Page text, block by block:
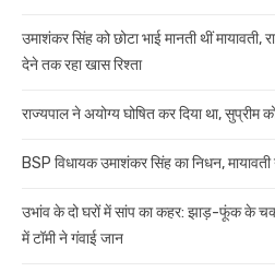
उमाशंकर सिंह को छोटा भाई मानती थीं मायावती,
देने तक रहा खास रिश्ता
राज्यपाल ने अयोग्य घोषित कर दिया था, सुप्रीम
BSP विधायक उमाशंकर सिंह का निधन,
उभांव के दो घरों में सांप का कहर: झाड़-फूंक के
में टॉमी ने गंवाई जान